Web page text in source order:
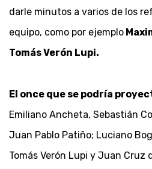
darle minutos a varios de los
equipo, como por ejemplo
Tomás Verón Lupi.
El once que se podría
Emiliano Ancheta, Sebastián
Juan Pablo Patiño; Luciano
Tomás Verón Lupi y Juan Cruz